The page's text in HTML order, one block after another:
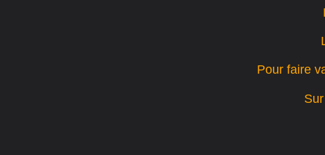
Pour faire